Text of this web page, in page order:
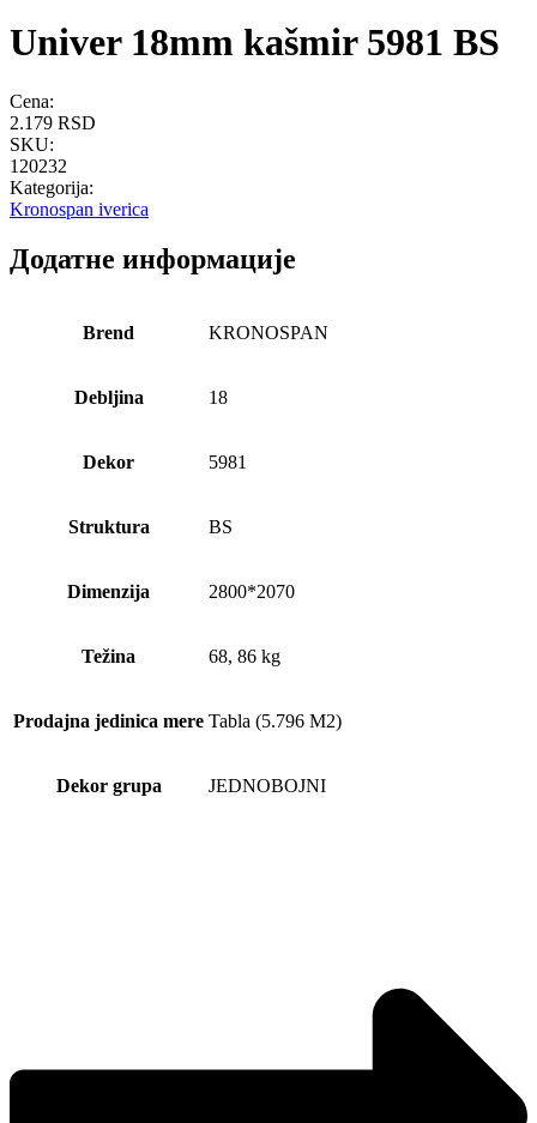
Univer 18mm kašmir 5981 BS
Cena:
2.179 RSD
SKU:
120232
Kategorija:
Kronospan iverica
Додатне информације
Brend KRONOSPAN
Debljina 18
Dekor 5981
Struktura BS
Dimenzija 2800*2070
Težina 68, 86 kg
Prodajna jedinica mere Tabla (5.796 M2)
Dekor grupa JEDNOBOJNI